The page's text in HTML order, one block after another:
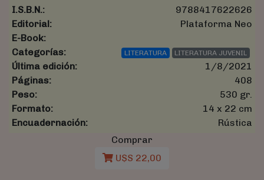
I.S.B.N.:
9788417622626
Editorial:
Plataforma Neo
E-Book:
Categorías:
LITERATURA LITERATURA JUVENIL
Última edición:
1/8/2021
Páginas:
408
Peso:
530 gr.
Formato:
14 x 22 cm
Encuadernación:
Rústica
Comprar
U$S 22,00